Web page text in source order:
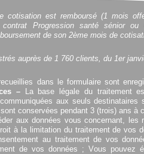
cotisation est remboursé (1 mois
contrat Progression santé sénior
de son 2ème mois de
auprès de 1 760 clients, du 1er
dans le formulaire sont
– La base légale du traitement
aux seuls
conservées pendant 3 (trois) ans à
aux données vous concernant, les
à la limitation du traitement de vos
au traitement de vos
de vos données ; Vous pouvez